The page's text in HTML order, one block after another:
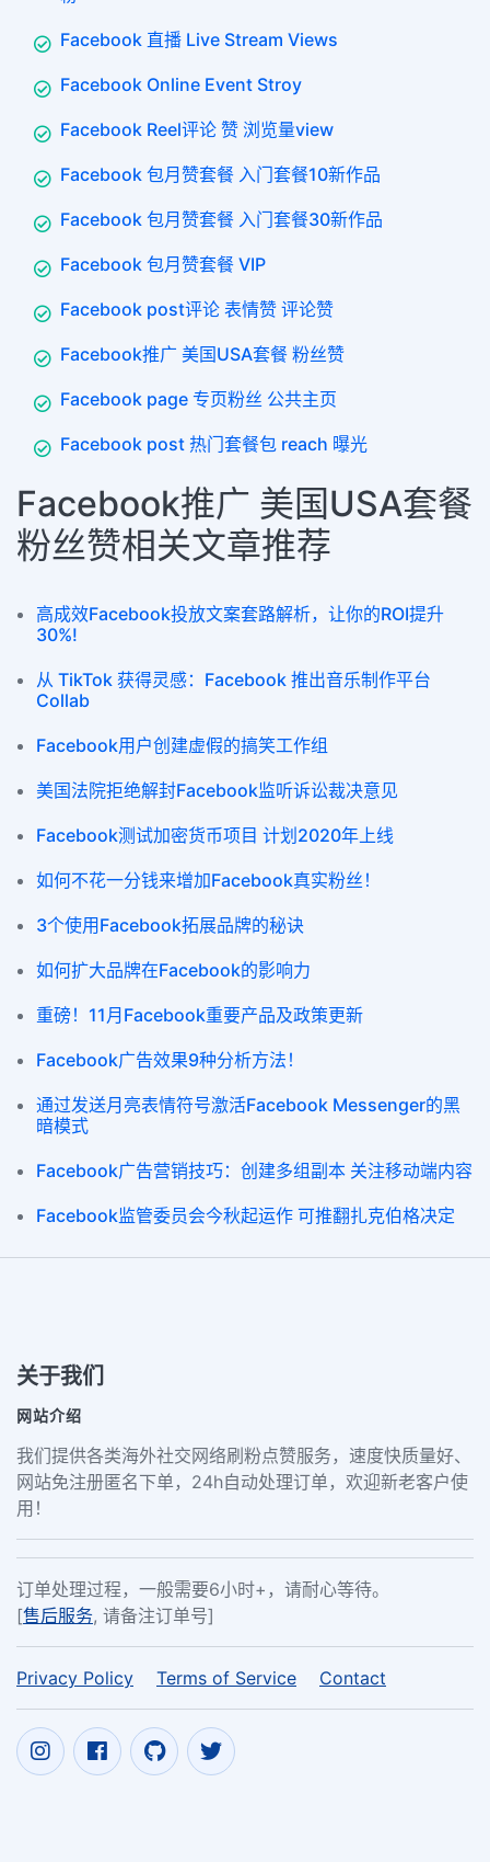
Facebook 直播 Live Stream Views
Facebook Online Event Stroy
Facebook Reel评论 赞 浏览量view
Facebook 包月赞套餐 入门套餐10新作品
Facebook 包月赞套餐 入门套餐30新作品
Facebook 包月赞套餐 VIP
Facebook post评论 表情赞 评论赞
Facebook推广 美国USA套餐 粉丝赞
Facebook page 专页粉丝 公共主页
Facebook post 热门套餐包 reach 曝光
Facebook推广 美国USA套餐
粉丝赞相关文章推荐
高成效Facebook投放文案套路解析，让你的ROI提升
30%!
从 TikTok 获得灵感：Facebook 推出音乐制作平台
Collab
Facebook用户创建虚假的搞笑工作组
美国法院拒绝解封Facebook监听诉讼裁决意见
Facebook测试加密货币项目 计划2020年上线
如何不花一分钱来增加Facebook真实粉丝！
3个使用Facebook拓展品牌的秘诀
如何扩大品牌在Facebook的影响力
重磅！11月Facebook重要产品及政策更新
Facebook广告效果9种分析方法！
通过发送月亮表情符号激活Facebook Messenger的黑
暗模式
Facebook广告营销技巧：创建多组副本 关注移动端内容
Facebook监管委员会今秋起运作 可推翻扎克伯格决定
关于我们
网站介绍
我们提供各类海外社交网络刷粉点赞服务，速度快质量好、
网站免注册匿名下单，24h自动处理订单，欢迎新老客户使
用！
订单处理过程，一般需要6小时+，请耐心等待。
[售后服务, 请备注订单号]
Privacy Policy Terms of Service Contact